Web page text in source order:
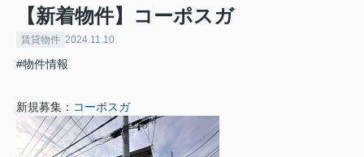
【新着物件】コーポスガ
賃貸物件 2024.11.10
#物件情報
新規募集： コーポスガ